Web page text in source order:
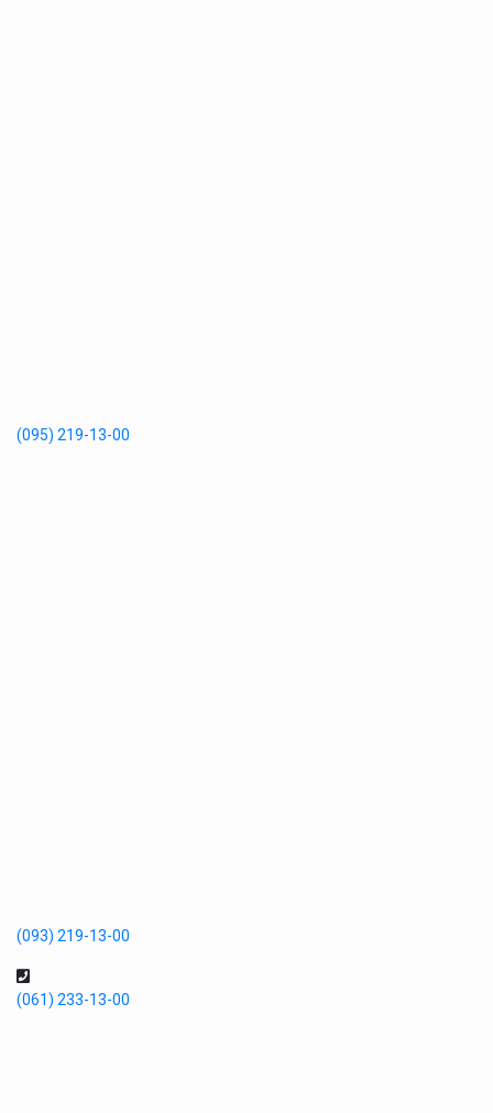
(095) 219-13-00
(093) 219-13-00
(061) 233-13-00